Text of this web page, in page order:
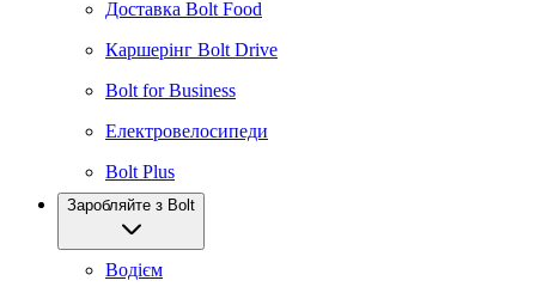
Доставка Bolt Food
Каршерінг Bolt Drive
Bolt for Business
Електровелосипеди
Bolt Plus
Заробляйте з Bolt
Водієм